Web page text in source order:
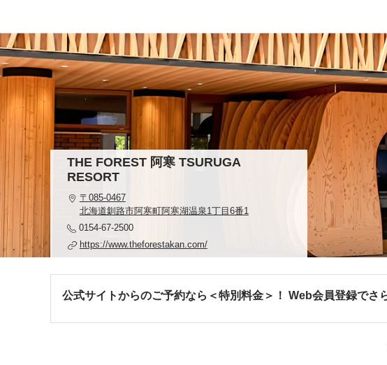
THE FOREST 阿寒 TSURUGA
RESORT
〒085-0467
北海道釧路市阿寒町阿寒湖温泉1丁目6番1
0154-67-2500
https://www.theforestakan.com/
公式サイトからのご予約なら＜特別料金＞！ Web会員登録でさ